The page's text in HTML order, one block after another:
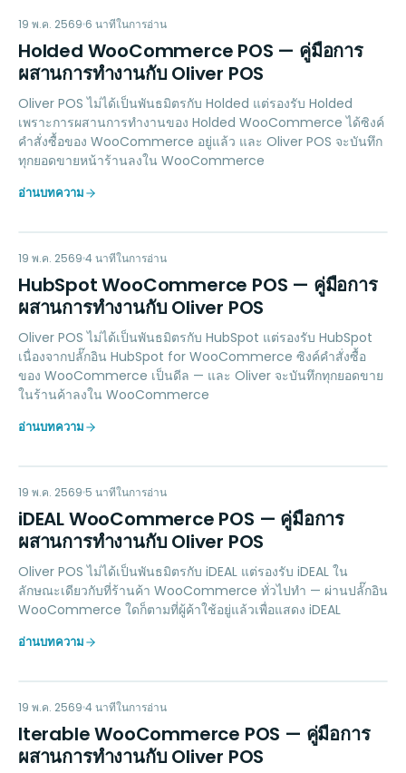
HW
ACCOUNTING
19 พ.ค. 2569 6 นาทีในการอ่าน
Holded WooCommerce POS — คู่มือการ
ผสานการทำงานกับ Oliver POS
Oliver POS ไม่ได้เป็นพันธมิตรกับ Holded แต่รองรับ Holded
เพราะการผสานการทำงานของ Holded WooCommerce ได้ซิงค์
คำสั่งซื้อของ WooCommerce อยู่แล้ว และ Oliver POS จะบันทึก
ทุกยอดขายหน้าร้านลงใน WooCommerce
อ่านบทความ
HW
MARKETING
19 พ.ค. 2569 4นาทีในการอ่าน
HubSpot WooCommerce POS — คู่มือการ
ผสานการทำงานกับ Oliver POS
Oliver POS ไม่ได้เป็นพันธมิตรกับ HubSpot แต่รองรับ HubSpot
เนื่องจากปลั๊กอิน HubSpot for WooCommerce ซิงค์คำสั่งซื้อ
ของ WooCommerce เป็นดีล — และ Oliver จะบันทึกทุกยอดขาย
ในร้านค้าลงใน WooCommerce
อ่านบทความ
IW
PAYMENTS
19 พ.ค. 2569 5 นาทีในการอ่าน
iDEAL WooCommerce POS — คู่มือการ
ผสานการทำงานกับ Oliver POS
Oliver POS ไม่ได้เป็นพันธมิตรกับ iDEAL แต่รองรับ iDEAL ใน
ลักษณะเดียวกับที่ร้านค้า WooCommerce ทั่วไปทำ — ผ่านปลั๊กอิน
WooCommerce ใดก็ตามที่ผู้ค้าใช้อยู่แล้วเพื่อแสดง iDEAL
อ่านบทความ
IW
MARKETING
19 พ.ค. 2569 4นาทีในการอ่าน
Iterable WooCommerce POS — คู่มือการ
ผสานการทำงานกับ Oliver POS